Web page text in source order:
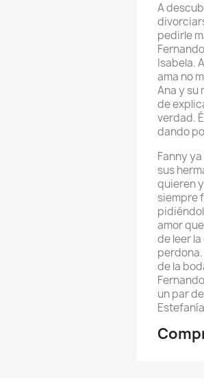
A
pedirle
Isabela.
ama no
Ana y su
de
verdad.
dando
Fanny
sus
quieren
siempre
amor
de leer
perdona.
de la
un par